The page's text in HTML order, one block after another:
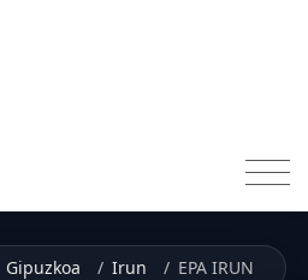
Gipuzkoa Irun EPA IRUN